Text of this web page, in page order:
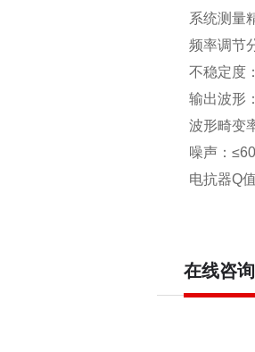
系统测
频率调
不稳定度
输出波形
波形畸变
噪声：
电抗器Q
在线咨询